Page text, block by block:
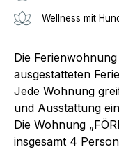
Wellness mit
Die
ausgestatteten
Jede Wohnung
und Ausstattung
Die Wohnung
insgesamt 4